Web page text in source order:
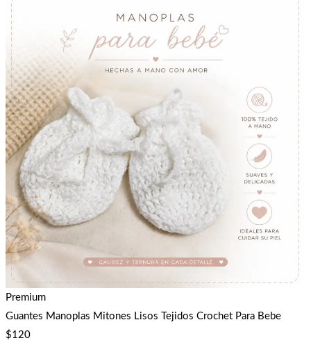
Premium
Guantes Manoplas Mitones Lisos Tejidos Crochet Para Bebe
$120